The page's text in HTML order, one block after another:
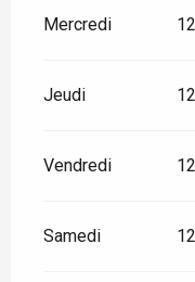
Mercredi
Jeudi
Vendredi
Samedi